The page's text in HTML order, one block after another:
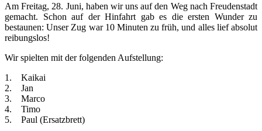
Am Freitag, 28. Juni, haben wir uns auf den Weg nach Freudenstadt
gemacht. Schon auf der Hinfahrt gab es die ersten Wunder zu
bestaunen: Unser Zug war 10 Minuten zu früh, und alles lief absolut
reibungslos!
Wir spielten mit der folgenden Aufstellung:
1. Kaikai
2. Jan
3. Marco
4. Timo
5. Paul (Ersatzbrett)